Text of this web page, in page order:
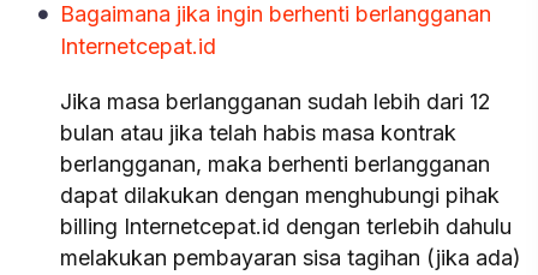
Bagaimana jika ingin berhenti berlangganan
Internetcepat.id
Jika masa berlangganan sudah lebih dari 12
bulan atau jika telah habis masa kontrak
berlangganan, maka berhenti berlangganan
dapat dilakukan dengan menghubungi pihak
billing Internetcepat.id dengan terlebih dahulu
melakukan pembayaran sisa tagihan (jika ada)